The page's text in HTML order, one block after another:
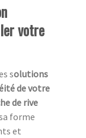
votre
solutions
de votre
de rive
forme
et